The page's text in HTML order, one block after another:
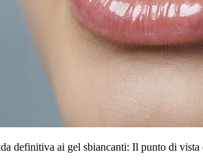
definitiva ai gel sbiancanti: Il punto di vista